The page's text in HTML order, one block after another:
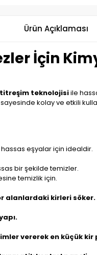
Ürün Açıklaması
İçin
titreşim teknolojisiile
sayesinde kolay ve etkili
eşyalar için idealdir.
bir şekilde temizler.
temizlik için.
alanlardaki kirleri söker.
vererek en küçük